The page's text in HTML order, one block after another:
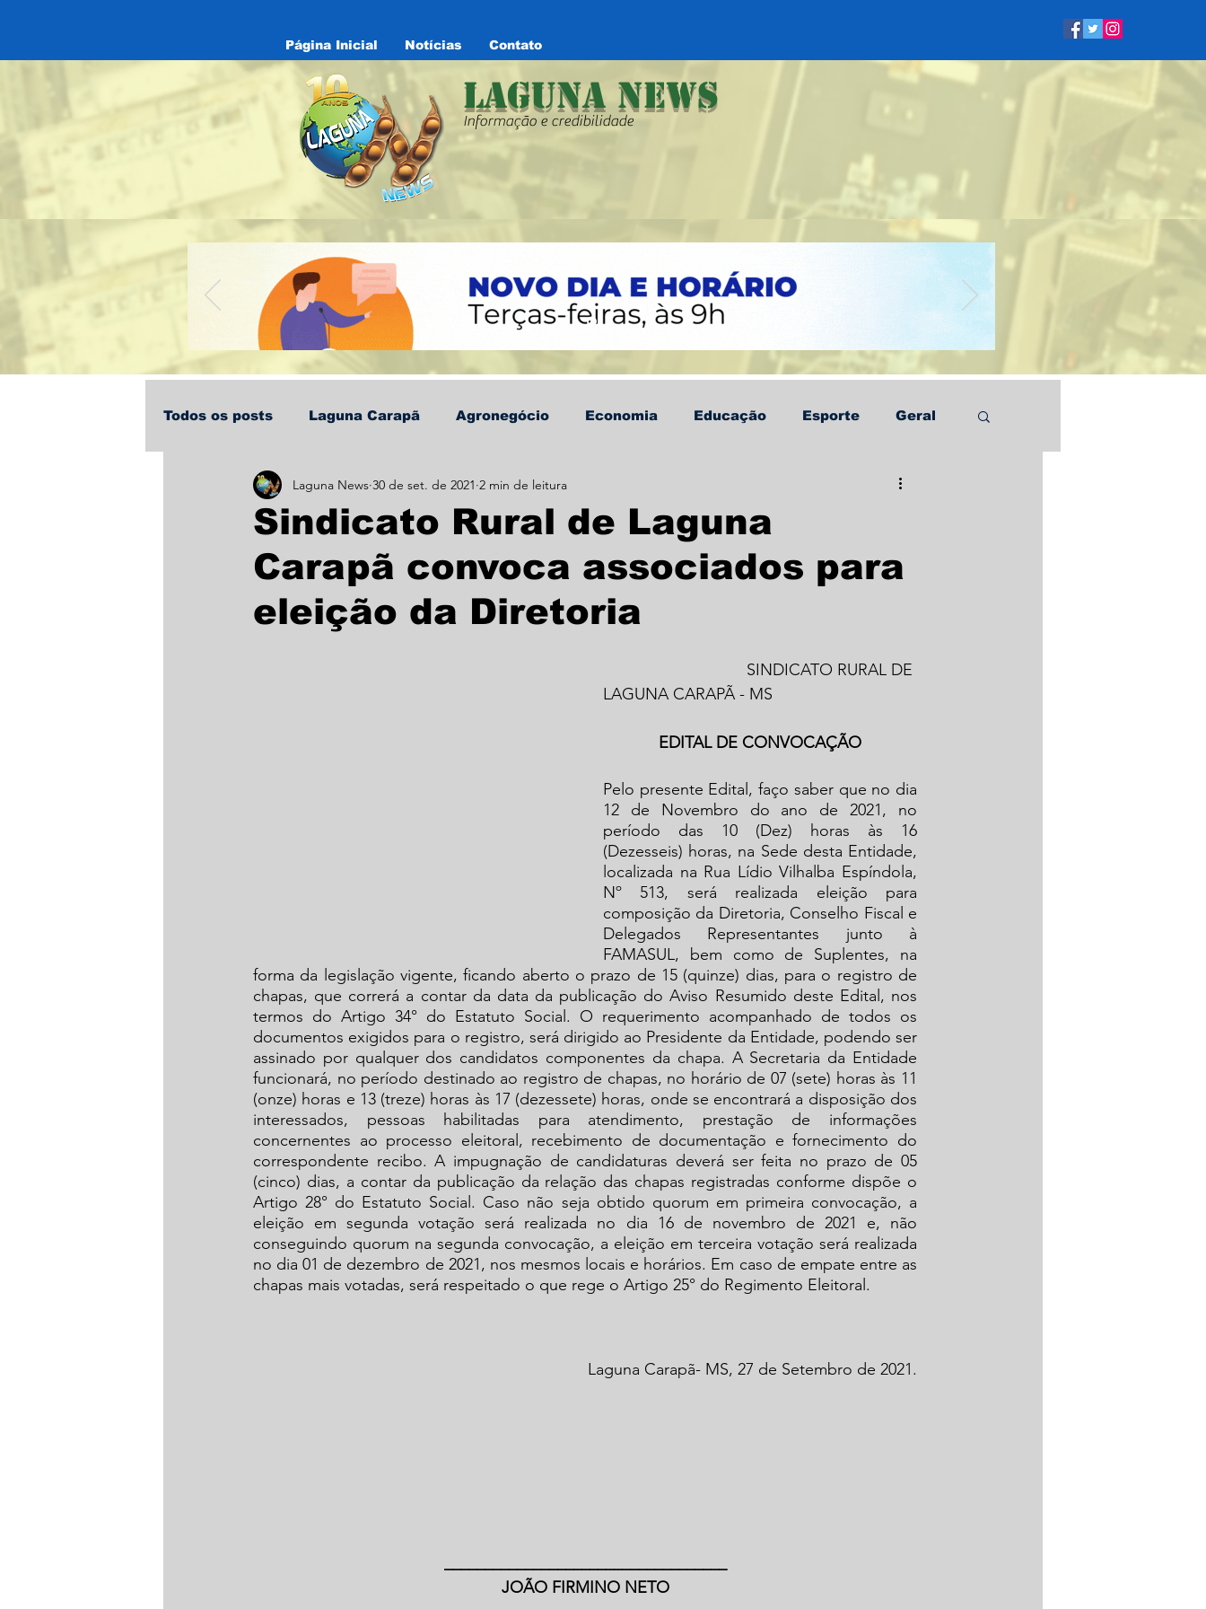
Página Inicial Notícias Contato
Laguna News
Informação e credibilidade
Todos os posts Laguna Carapã Agronegócio Economia Educação Esporte Geral
Policial Política Saúde Informe Publicitário
Sindicato Rural de Laguna
Carapã convoca associados para
eleição da Diretoria
Laguna News 30 de set. de 2021 2 min de leitura
LAGUNA CARAPÃ - MS
EDITAL DE CONVOCAÇÃO
Pelo presente Edital, faço saber que no dia
12 de Novembro do ano de 2021, no
período das 10 (Dez) horas às 16
(Dezesseis) horas, na Sede desta Entidade,
localizada na Rua Lídio Vilhalba Espíndola,
Nº 513, será realizada eleição para
composição da Diretoria, Conselho Fiscal e
Delegados Representantes junto à
FAMASUL, bem como de Suplentes, na
forma da legislação vigente, ficando aberto o prazo de 15 (quinze) dias, para o registro de
chapas, que correrá a contar da data da publicação do Aviso Resumido deste Edital, nos
termos do Artigo 34° do Estatuto Social. O requerimento acompanhado de todos os
documentos exigidos para o registro, será dirigido ao Presidente da Entidade, podendo ser
assinado por qualquer dos candidatos componentes da chapa. A Secretaria da Entidade
funcionará, no período destinado ao registro de chapas, no horário de 07 (sete) horas às 11
(onze) horas e 13 (treze) horas às 17 (dezessete) horas, onde se encontrará a disposição dos
interessados, pessoas habilitadas para atendimento, prestação de informações
concernentes ao processo eleitoral, recebimento de documentação e fornecimento do
correspondente recibo. A impugnação de candidaturas deverá ser feita no prazo de 05
(cinco) dias, a contar da publicação da relação das chapas registradas conforme dispõe o
Artigo 28° do Estatuto Social. Caso não seja obtido quorum em primeira convocação, a
eleição em segunda votação será realizada no dia 16 de novembro de 2021 e, não
conseguindo quorum na segunda convocação, a eleição em terceira votação será realizada
no dia 01 de dezembro de 2021, nos mesmos locais e horários. Em caso de empate entre as
chapas mais votadas, será respeitado o que rege o Artigo 25° do Regimento Eleitoral.
Laguna Carapã- MS, 27 de Setembro de 2021.
JOÃO FIRMINO NETO